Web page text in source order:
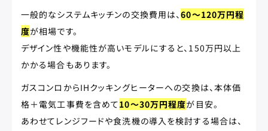
一般的なシステムキッチンの交換費用は、60〜120万円程
度が相場です。
デザイン性や機能性が高いモデルにすると、150万円以上
かかる場合もあります。
ガスコンロからIHクッキングヒーターへの交換は、本体価
格＋電気工事費を含めて10〜30万円程度が目安。
あわせてレンジフードや食洗機の導入を検討する場合は、